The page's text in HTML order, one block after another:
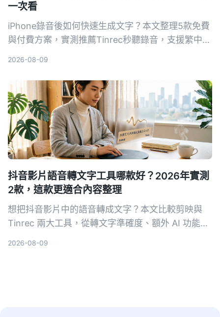
一次看
iPhone錄音後如何快速生成文字？本文整理5款免費
與付費方案，實測推薦Tinrec秒聽錄音，支援繁中、
2026-08-09
抖音影片語音轉文字工具哪款好？2026年實測
2款，這款更適合內容整理
想把抖音影片中的語音轉成文字？本文比較剪映與
Tinrec 兩大工具，從轉文字準確度、額外 AI 功能、
2026-08-09